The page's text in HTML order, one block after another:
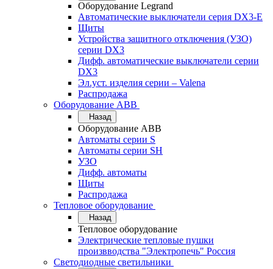
Оборудование Legrand
Автоматические выключатели серия DX3-E
Щиты
Устройства защитного отключения (УЗО)
серии DX3
Дифф. автоматические выключатели серии
DX3
Эл.уст. изделия серии – Valena
Распродажа
Оборудование АВВ
Назад
Оборудование АВВ
Автоматы серии S
Автоматы серии SH
УЗО
Дифф. автоматы
Щиты
Распродажа
Тепловое оборудование
Назад
Тепловое оборудование
Электрические тепловые пушки
произвводства "Электропечь" Россия
Светодиодные светильники